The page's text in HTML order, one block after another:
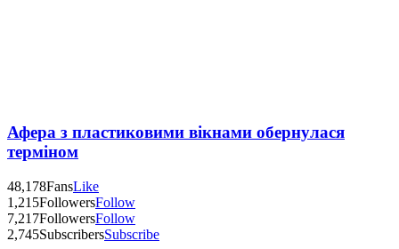
Афера з пластиковими вікнами обернулася
терміном
48,178FansLike
1,215FollowersFollow
7,217FollowersFollow
2,745SubscribersSubscribe